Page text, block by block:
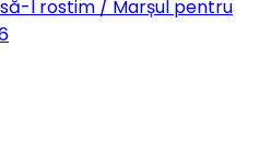
l rostim / Marșul pentru